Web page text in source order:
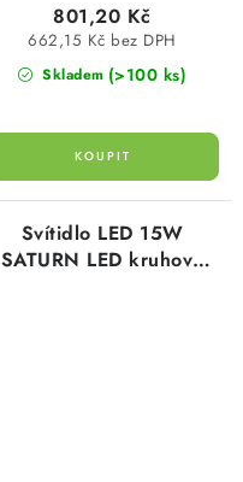
Skladem (>100 ks)
662,15 Kč bez DPH
801,20 Kč
Svítidlo LED 15W
SATURN LED kruhové